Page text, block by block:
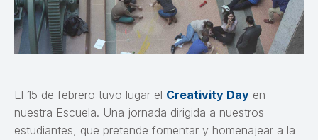
El 15 de febrero tuvo lugar el Creativity Day en
nuestra Escuela. Una jornada dirigida a nuestros
estudiantes, que pretende fomentar y homenajear a la